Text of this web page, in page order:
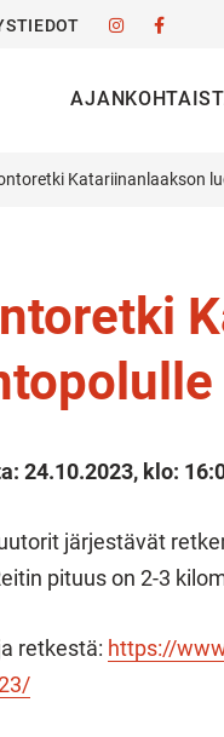
Katariinanlaakson
24.10.2023, klo:
järjestävät
pituus on 2-3
retkestä: https://